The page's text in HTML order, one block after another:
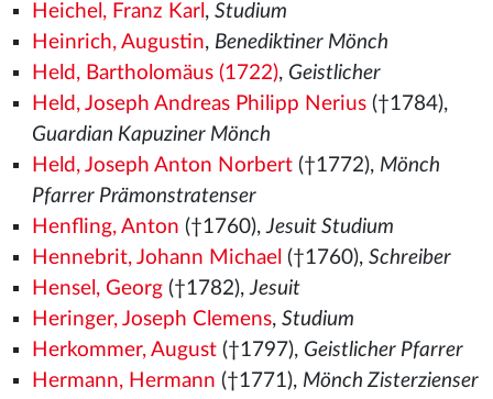
Heichel, Franz Karl , Studium
Heinrich, Augustin, Benediktiner Mönch
Held, Bartholomäus (1722), Geistlicher
Held, Joseph Andreas Philipp Nerius(†1784),
Guardian Kapuziner Mönch
Held, Joseph Anton Norbert(†1772), Mönch
Pfarrer Prämonstratenser
Henfling, Anton (†1760),Jesuit Studium
Hennebrit, Johann Michael (†1760), Schreiber
Hensel, Georg(†1782),Jesuit
Heringer, Joseph Clemens, Studium
Herkommer, August(†1797), Geistlicher Pfarrer
Hermann, Hermann (†1771), Mönch Zisterzienser